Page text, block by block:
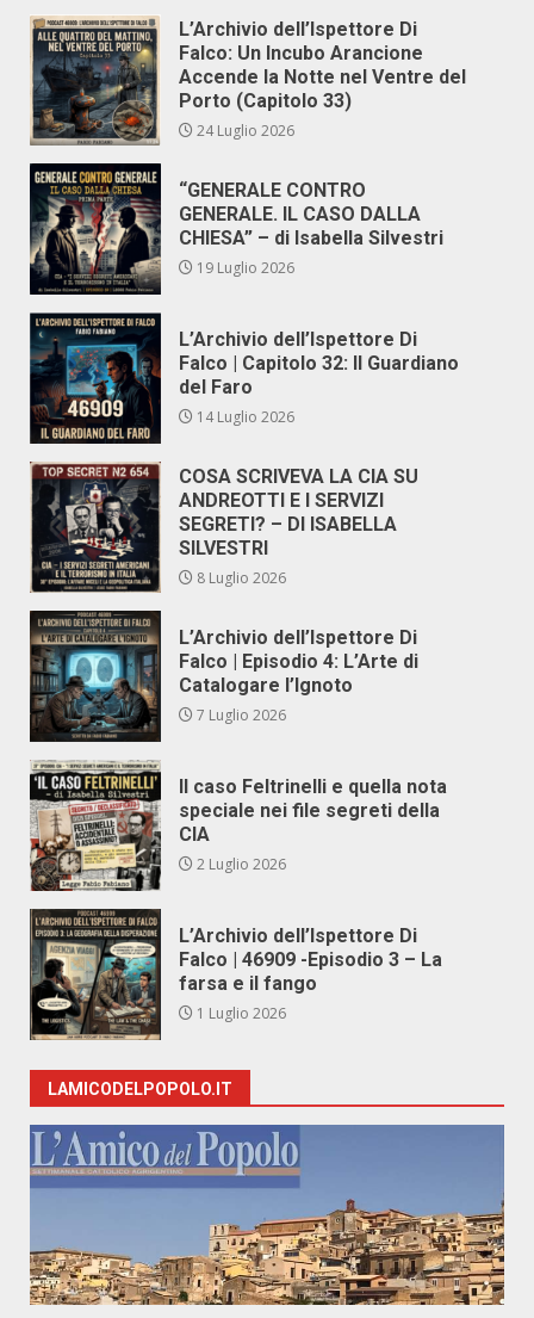
L’Archivio dell’Ispettore Di
Falco: Un Incubo Arancione
Accende la Notte nel Ventre del
Porto (Capitolo 33)
24 Luglio 2026
“GENERALE CONTRO
GENERALE. IL CASO DALLA
CHIESA” – di Isabella Silvestri
19 Luglio 2026
L’Archivio dell’Ispettore Di
Falco | Capitolo 32: Il Guardiano
del Faro
14 Luglio 2026
COSA SCRIVEVA LA CIA SU
ANDREOTTI E I SERVIZI
SEGRETI? – DI ISABELLA
SILVESTRI
8 Luglio 2026
L’Archivio dell’Ispettore Di
Falco | Episodio 4: L’Arte di
Catalogare l’Ignoto
7 Luglio 2026
Il caso Feltrinelli e quella nota
speciale nei file segreti della
CIA
2 Luglio 2026
L’Archivio dell’Ispettore Di
Falco | 46909 -Episodio 3 – La
farsa e il fango
1 Luglio 2026
LAMICODELPOPOLO.IT